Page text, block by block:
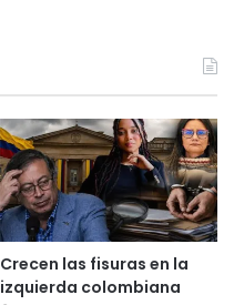
Crecen las fisuras en la
izquierda colombiana